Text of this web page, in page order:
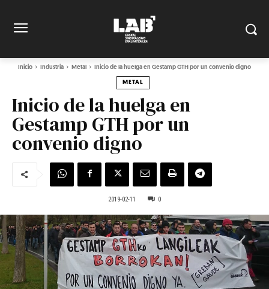
Inicio Industria Metal Inicio de la huelga en Gestamp GTH por un convenio digno
METAL
Inicio de la huelga en
Gestamp GTH por un
convenio digno
2019-02-11 0